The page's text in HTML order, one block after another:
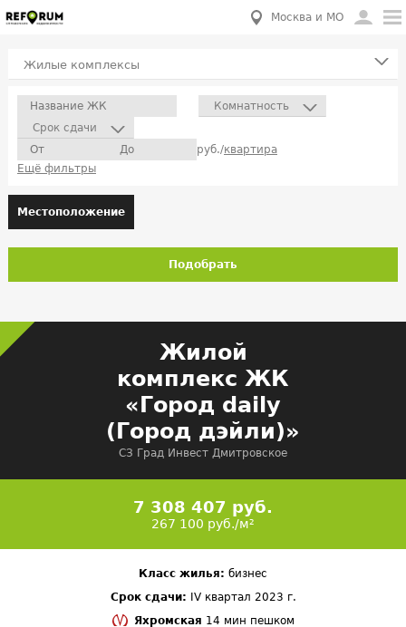
Москва и МО
Жилые комплексы
Комнатность
Срок сдачи
руб./квартира
Ещё фильтры
Местоположение
Подобрать
Жилой
комплекс ЖК
«Город daily
(Город дэйли)»
СЗ Град Инвест Дмитровское
7 308 407 руб.
267 100 руб./м²
Класс жилья: бизнес
Срок сдачи: IV квартал 2023 г.
Яхромская 14 мин пешком